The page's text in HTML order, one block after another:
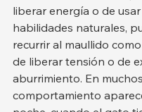
liberar energía o de usar
habilidades naturales,
recurrir al maullido
de liberar tensión o de
aburrimiento. En
comportamiento